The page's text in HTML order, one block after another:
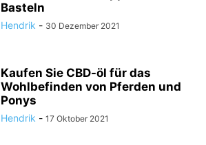
Basteln
Hendrik - 30 Dezember 2021
Kaufen Sie CBD-öl für das
Wohlbefinden von Pferden und
Ponys
Hendrik - 17 Oktober 2021